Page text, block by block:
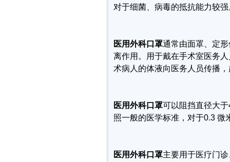
对于细菌、病毒的抵抗能力较
医用外科口罩通常由面罩、定
离作用。用于戴在手术室医务
术病人的体液向医务人员传播
医用外科口罩可以阻挡直径大
照一般的医学标准，对于0.3
医用外科口罩主要用于医疗门